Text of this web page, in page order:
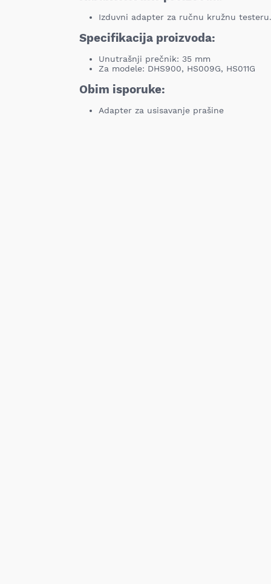
Izduvni adapter za ručnu kružnu testeru.
Specifikacija proizvoda:
Unutrašnji prečnik: 35 mm
Za modele: DHS900, HS009G, HS011G
Obim isporuke:
Adapter za usisavanje prašine